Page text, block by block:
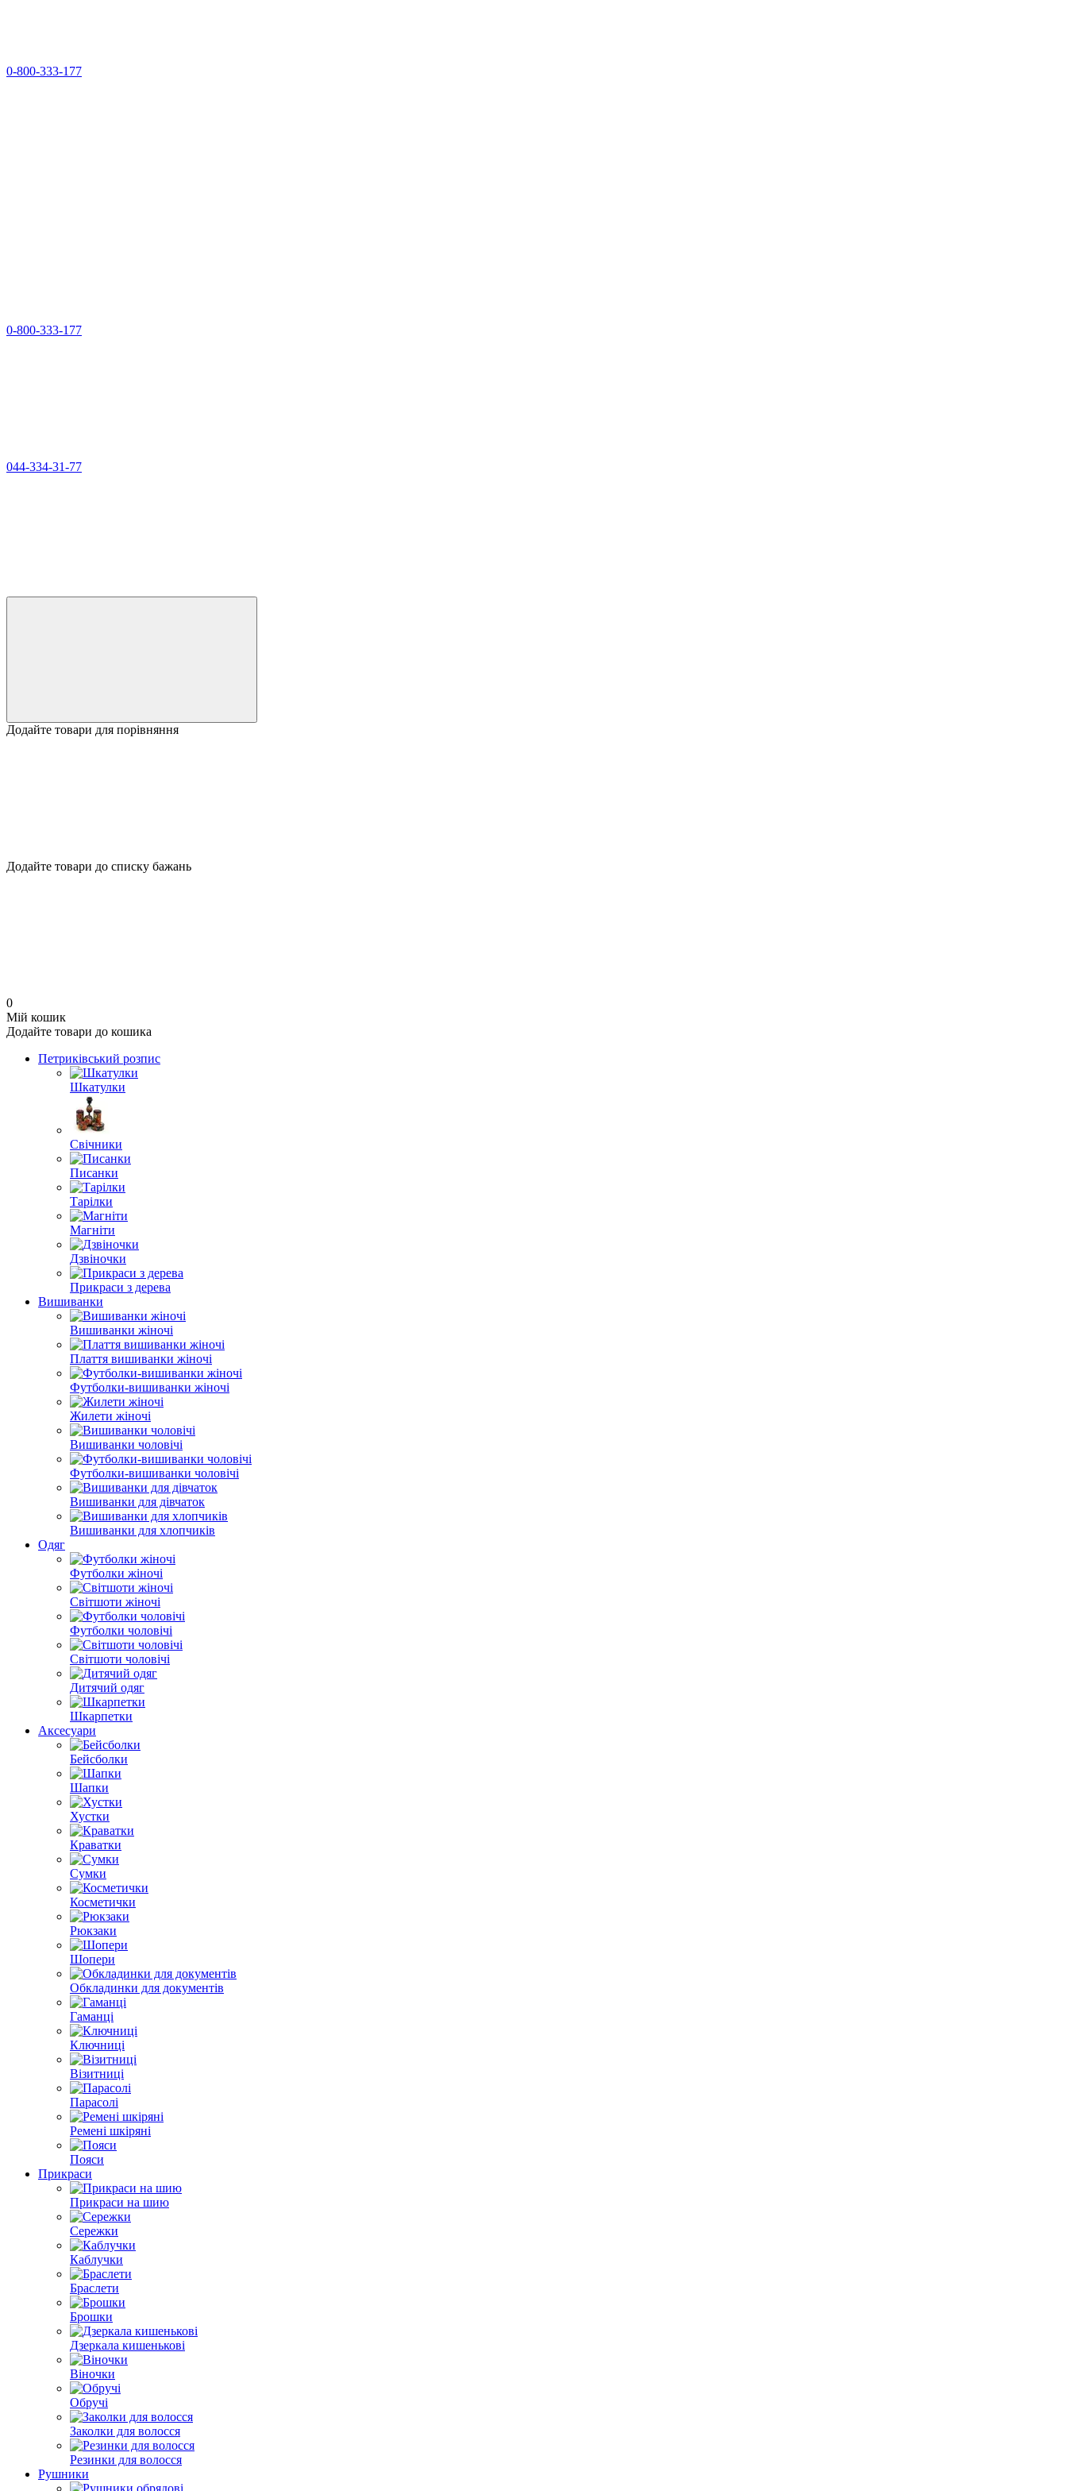
0-800-333-177
0-800-333-177
044-334-31-77
Додайте товари для порівняння
Додайте товари до списку бажань
0
Мій кошик
Додайте товари до кошика
Петриківський розпис
Шкатулки
Свічники
Писанки
Тарілки
Магніти
Дзвіночки
Прикраси з дерева
Вишиванки
Вишиванки жіночі
Плаття вишиванки жіночі
Футболки-вишиванки жіночі
Жилети жіночі
Вишиванки чоловічі
Футболки-вишиванки чоловічі
Вишиванки для дівчаток
Вишиванки для хлопчиків
Одяг
Футболки жіночі
Світшоти жіночі
Футболки чоловічі
Світшоти чоловічі
Дитячий одяг
Шкарпетки
Аксесуари
Бейсболки
Шапки
Хустки
Краватки
Сумки
Косметички
Рюкзаки
Шопери
Обкладинки для документів
Гаманці
Ключниці
Візитниці
Парасолі
Ремені шкіряні
Пояси
Прикраси
Прикраси на шию
Сережки
Каблучки
Браслети
Брошки
Дзеркала кишенькові
Віночки
Обручі
Заколки для волосся
Резинки для волосся
Рушники